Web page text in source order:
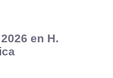
en H.